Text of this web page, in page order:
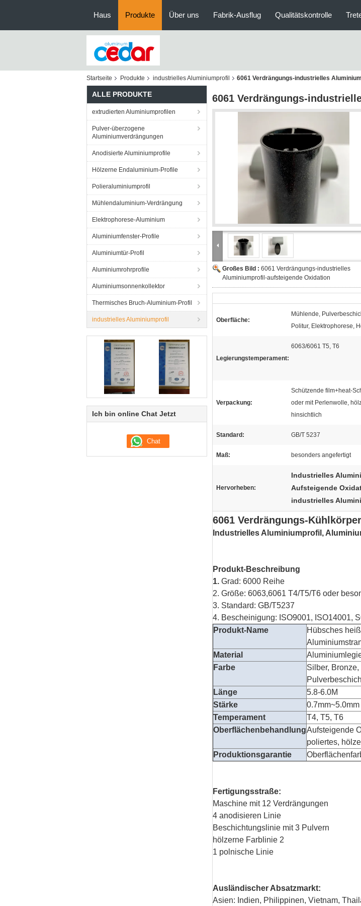
Haus Produkte Über uns Fabrik-Ausflug Qualitätskontrolle
Startseite Produkte industrielles Aluminiumprofil 6061 Verdrängungs-industrielles
ALLE PRODUKTE
extrudierten Aluminiumprofilen
Pulver-überzogene
Aluminiumverdrängungen
Anodisierte Aluminiumprofile
Hölzerne Endaluminium-Profile
Polieraluminiumprofil
Mühlendaluminium-Verdrängung
Elektrophorese-Aluminium
Aluminiumfenster-Profile
Aluminiumtür-Profil
Aluminiumrohrprofile
Aluminiumsonnenkollektor
Thermisches Bruch-Aluminium-Profil
industrielles Aluminiumprofil
Ich bin online Chat Jetzt
6061 Verdrängungs-
Großes Bild : 6061 Verdrängungs-industrielles
Aluminiumprofil-aufsteigende Oxidation
Oberfläche:
Mühlende,
Politur, Elektrophorese,
Legierungstemperament:
6063/6061 T5, T6
Verpackung:
Schützende film+heat-
oder mit Perlenwolle,
hinsichtlich
Standard: GB/T 5237
Maß: besonders angefertigt
Hervorheben:
Industrielles
Aufsteigende
industrielles
6061 Verdrängungs-
Industrielles Aluminiumprofil,
Produkt-Beschreibung
1. Grad: 6000 Reihe
2. Größe: 6063,6061 T4/T5/T6 oder
3. Standard: GB/T5237
4. Bescheinigung: ISO9001, ISO14001,
Produkt-Name
Hübsches
Material
Farbe
Silber,
Länge
5.8-6.0M
Stärke
0.7mm~5.0mm
Temperament
T4, T5, T6
OberflächenbehandlungAufsteigende
poliertes,
Produktionsgarantie
Fertigungsstraße:
Maschine mit 12 Verdrängungen
4 anodisieren Linie
Beschichtungslinie mit 3 Pulvern
hölzerne Farblinie 2
1 polnische Linie
Ausländischer Absatzmarkt:
Asien: Indien, Philippinen, Vietnam,